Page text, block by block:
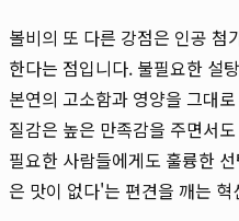
볼비의 또 다른 강점은 인공 첨
한다는 점입니다. 불필요한 설
본연의 고소함과 영양을 그대
질감은 높은 만족감을 주면서
필요한 사람들에게도 훌륭한
은 맛이 없다'는 편견을 깨는